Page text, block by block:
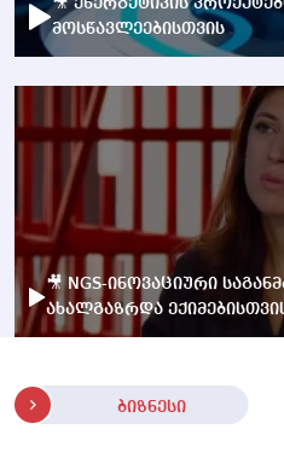
🎥 ენერგეტიკის
მოსწავლეებისთვის
🎥 NGS-ინოვაციური
ახალგაზრდა
ბიზნესი